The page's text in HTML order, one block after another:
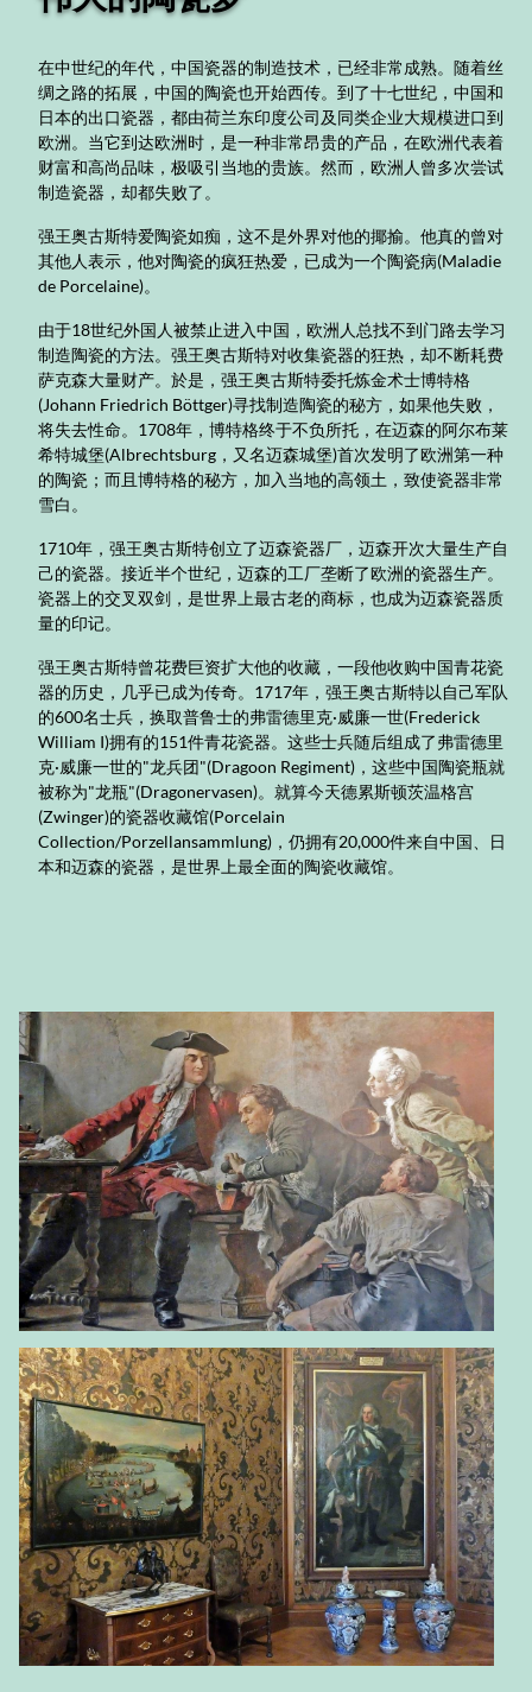
在中世纪的年代，中国瓷器的制造技术，已经非常成熟。随着丝
绸之路的拓展，中国的陶瓷也开始西传。到了十七世纪，中国和
日本的出口瓷器，都由荷兰东印度公司及同类企业大规模进口到
欧洲。当它到达欧洲时，是一种非常昂贵的产品，在欧洲代表着
财富和高尚品味，极吸引当地的贵族。然而，欧洲人曾多次尝试
制造瓷器，却都失败了。
强王奥古斯特爱陶瓷如痴，这不是外界对他的揶揄。他真的曾对
其他人表示，他对陶瓷的疯狂热爱，已成为一个陶瓷病(Maladie
de Porcelaine)。
由于18世纪外国人被禁止进入中国，欧洲人总找不到门路去学习
制造陶瓷的方法。强王奥古斯特对收集瓷器的狂热，却不断耗费
萨克森大量财产。於是，强王奥古斯特委托炼金术士博特格
(Johann Friedrich Böttger)寻找制造陶瓷的秘方，如果他失败，
将失去性命。1708年，博特格终于不负所托，在迈森的阿尔布莱
希特城堡(Albrechtsburg，又名迈森城堡)首次发明了欧洲第一种
的陶瓷；而且博特格的秘方，加入当地的高领土，致使瓷器非常
雪白。
1710年，强王奥古斯特创立了迈森瓷器厂，迈森开次大量生产自
己的瓷器。接近半个世纪，迈森的工厂垄断了欧洲的瓷器生产。
瓷器上的交叉双剑，是世界上最古老的商标，也成为迈森瓷器质
量的印记。
强王奥古斯特曾花费巨资扩大他的收藏，一段他收购中国青花瓷
器的历史，几乎已成为传奇。1717年，强王奥古斯特以自己军队
的600名士兵，换取普鲁士的弗雷德里克·威廉一世(Frederick
William I)拥有的151件青花瓷器。这些士兵随后组成了弗雷德里
克·威廉一世的"龙兵团"(Dragoon Regiment)，这些中国陶瓷瓶就
被称为"龙瓶"(Dragonervasen)。就算今天德累斯顿茨温格宫
(Zwinger)的瓷器收藏馆(Porcelain
Collection/Porzellansammlung)，仍拥有20,000件来自中国、日
本和迈森的瓷器，是世界上最全面的陶瓷收藏馆。